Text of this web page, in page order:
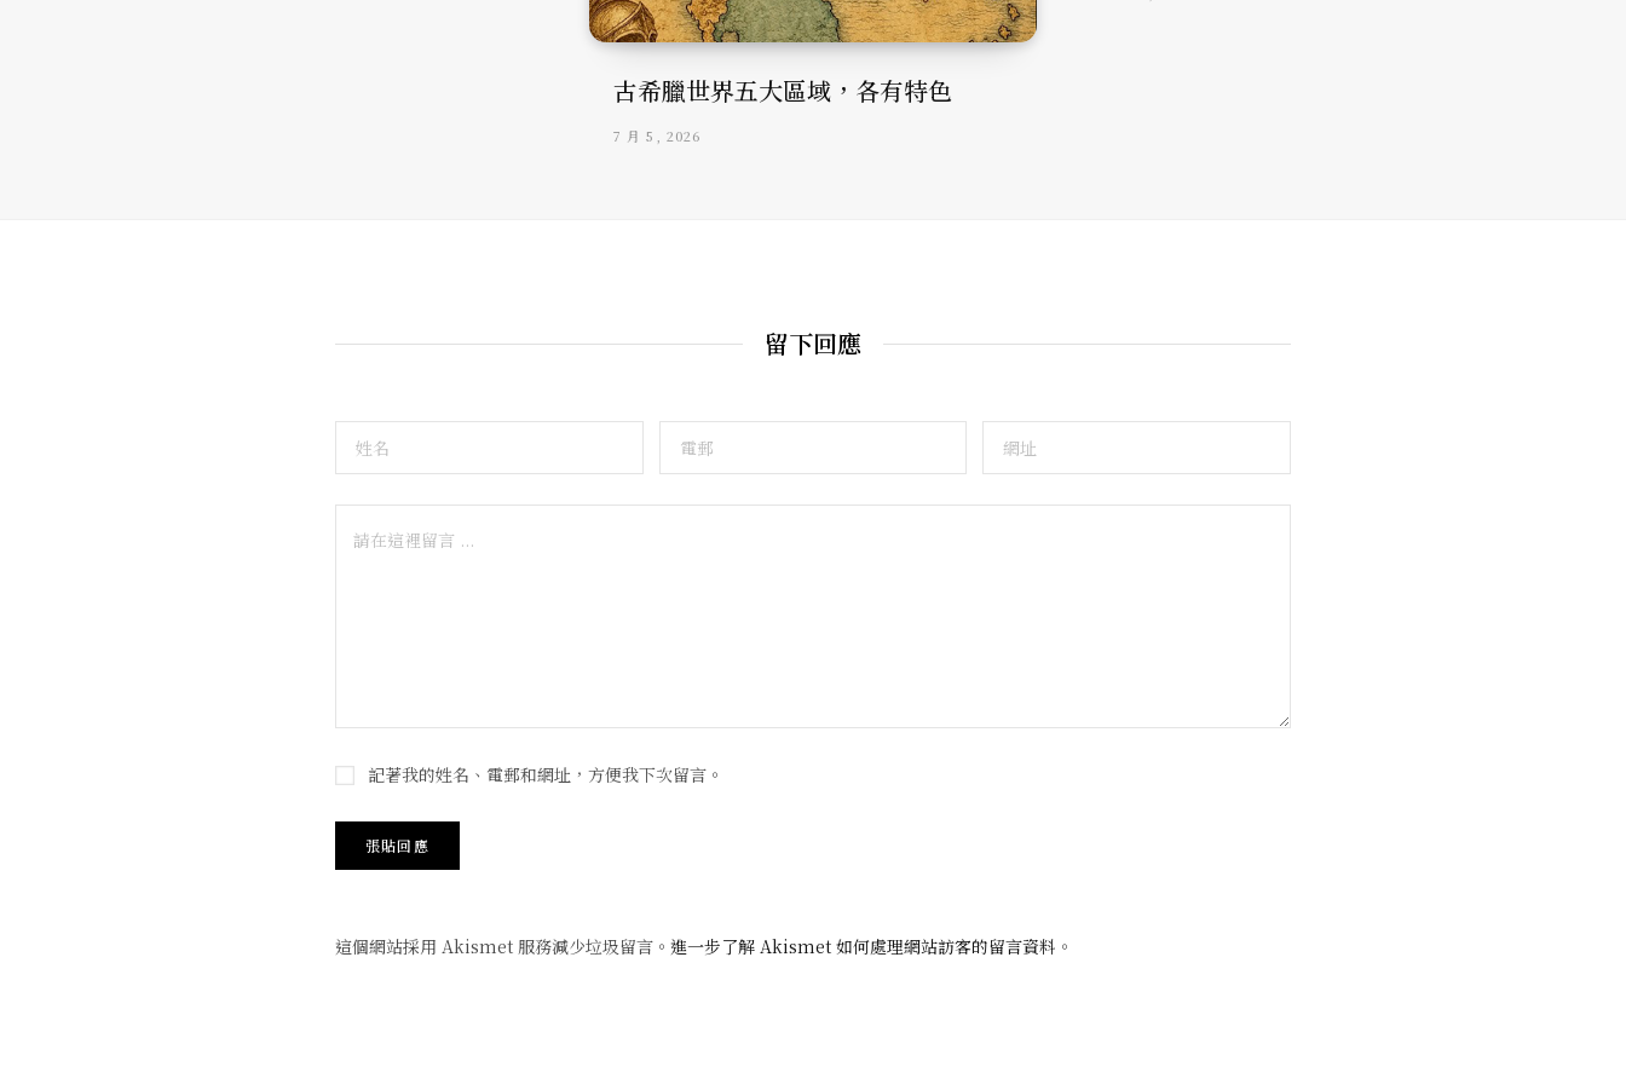
古希臘世界五大區域，各有特色
7 月 5, 2026
留下回應
記著我的姓名、電郵和網址，方便我下次留言。
這個網站採用 Akismet 服務減少垃圾留言。 進一步了解 Akismet 如何處理網站訪客的留言資料 。